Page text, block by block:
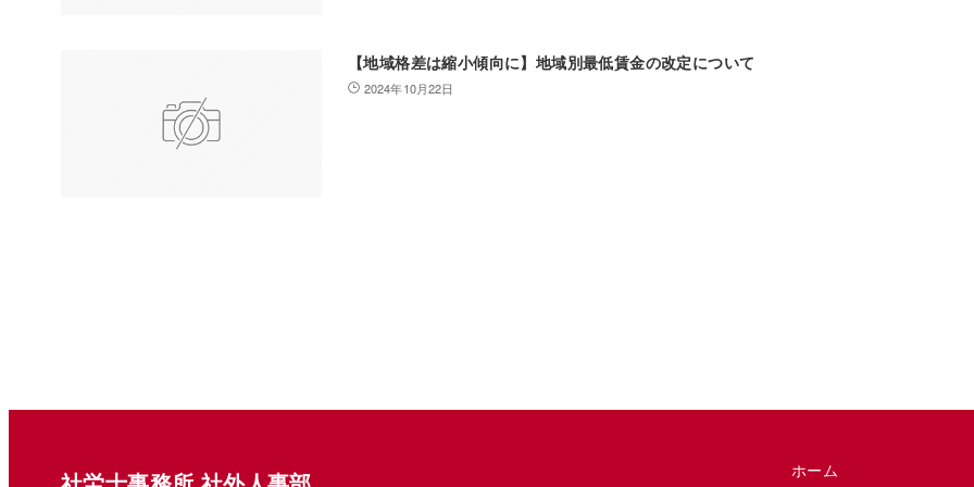
【地域格差は縮小傾向に】地域別最低賃金の改定について
2024年10月22日
ホーム